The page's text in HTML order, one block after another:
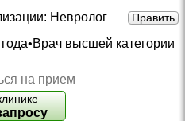
Невролог Править
Врач высшей категории
на прием